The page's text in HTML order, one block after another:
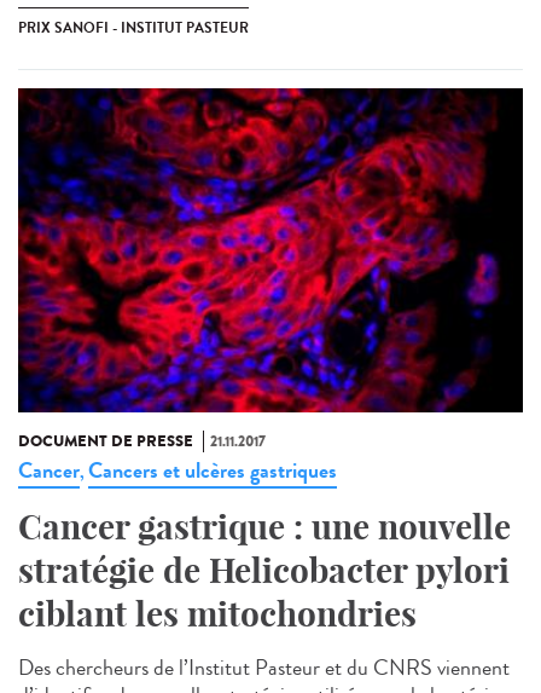
PRIX SANOFI - INSTITUT PASTEUR
DOCUMENT DE PRESSE 21.11.2017
Cancer,Cancers et ulcères gastriques
Cancer gastrique : une nouvelle
stratégie de Helicobacter pylori
ciblant les mitochondries
Des chercheurs de l’Institut Pasteur et du CNRS viennent